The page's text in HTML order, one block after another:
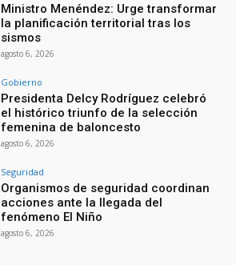
Ministro Menéndez: Urge transformar
la planificación territorial tras los
sismos
agosto 6, 2026
Gobierno
Presidenta Delcy Rodríguez celebró
el histórico triunfo de la selección
femenina de baloncesto
agosto 6, 2026
Seguridad
Organismos de seguridad coordinan
acciones ante la llegada del
fenómeno El Niño
agosto 6, 2026